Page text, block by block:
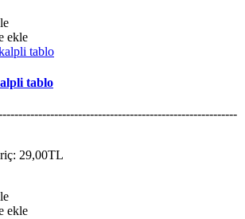
ekle
tablo
29,00TL
ekle